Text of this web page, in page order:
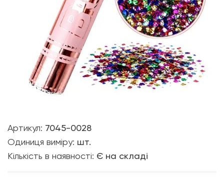
Артикул: 7045-0028
Одиниця виміру: шт.
Кількість в наявності: Є на складі